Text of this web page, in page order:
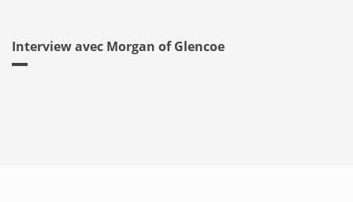
Interview avec Morgan of Glencoe